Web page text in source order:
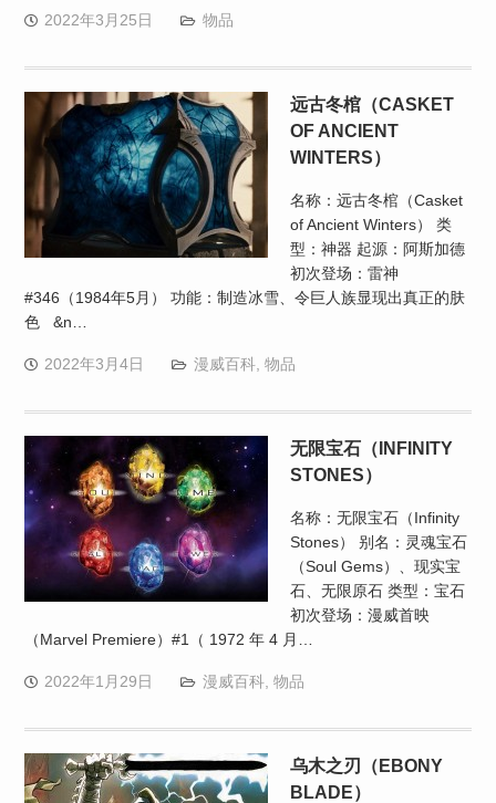
2022年3月25日 物品
远古冬棺（CASKET
OF ANCIENT
WINTERS）
名称：远古冬棺（Casket
of Ancient Winters） 类
型：神器 起源：阿斯加德
初次登场：雷神
#346（1984年5月） 功能：制造冰雪、令巨人族显现出真正的肤
色 &n…
2022年3月4日 漫威百科, 物品
无限宝石（INFINITY
STONES）
名称：无限宝石（Infinity
Stones） 别名：灵魂宝石
（Soul Gems）、现实宝
石、无限原石 类型：宝石
初次登场：漫威首映
（Marvel Premiere）#1（ 1972 年 4 月…
2022年1月29日 漫威百科, 物品
乌木之刃（EBONY
BLADE）